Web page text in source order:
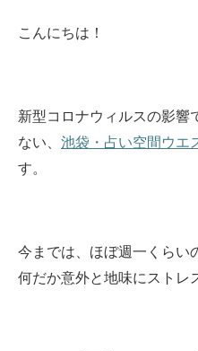
こんにちは！
新型コロナウィルスの影響
ない、 池袋・占い空間ウエ
す。
今までは、ほぼ週一くらい
何だか意外と地味にストレ